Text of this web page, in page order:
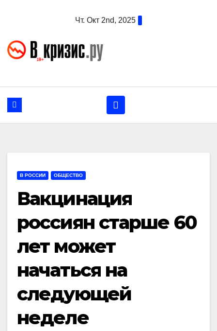
Чт. Окт 2nd, 2025
В РОССИИ ОБЩЕСТВО
Вакцинация
россиян старше 60
лет может
начаться на
следующей
неделе